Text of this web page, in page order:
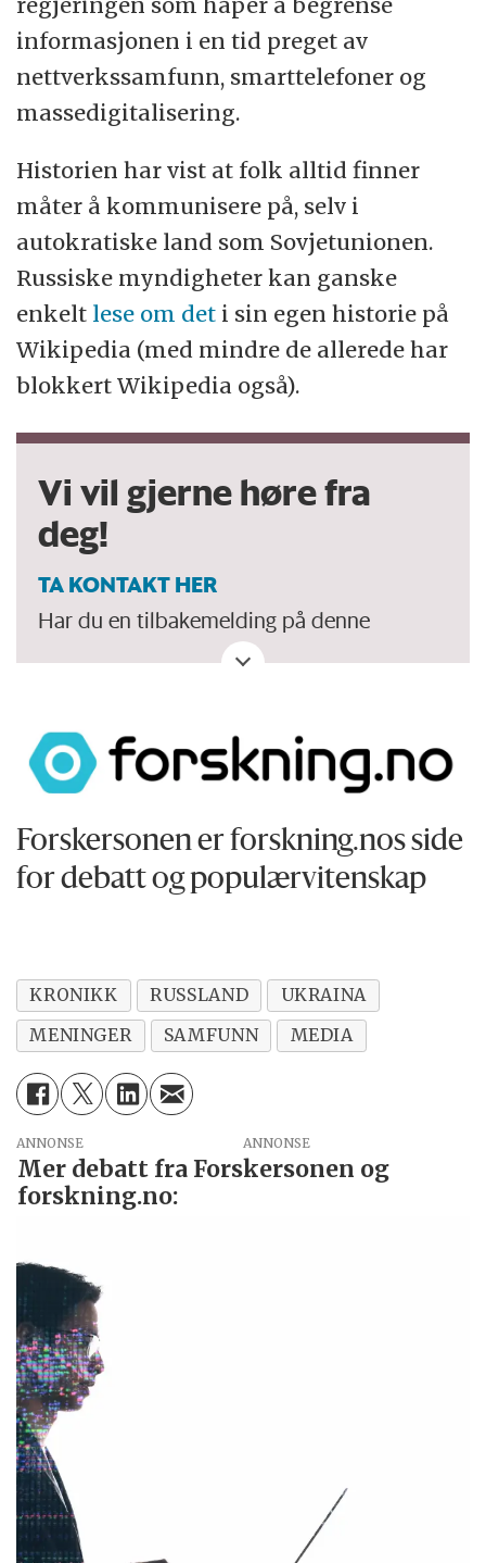
informasjonen i en tid preget av
nettverkssamfunn, smarttelefoner og
massedigitalisering.
Historien har vist at folk alltid finner
måter å kommunisere på, selv i
autokratiske land som Sovjetunionen.
Russiske myndigheter kan ganske
enkelt lese om det i sin egen historie på
Wikipedia (med mindre de allerede har
blokkert Wikipedia også).
Vi vil gjerne høre fra
deg!
TA KONTAKT HER
Har du en tilbakemelding på denne
kronikken. Eller spørsmål, ros eller kritikk
en viktig debatt?
Forskersonen er forskning.nos side
for debatt og populærvitenskap
KRONIKK RUSSLAND
UKRAINA
MENINGER
SAMFUNN MEDIA
ANNONSE
Mer debatt fra Forskersonen og
forskning.no: